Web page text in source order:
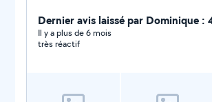
(réseau informatique privatif + tirage
Bricolage en tout genre de qualité.
disponible rapidement. Je me
Dernier avis laissé par Dominique :
Il y a plus de 6 mois
très réactif